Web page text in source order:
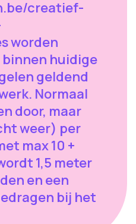
creatief-
worden
huidige
geldend
Normaal
door, maar
weer) per
max 10 +
1,5 meter
en een
bij het